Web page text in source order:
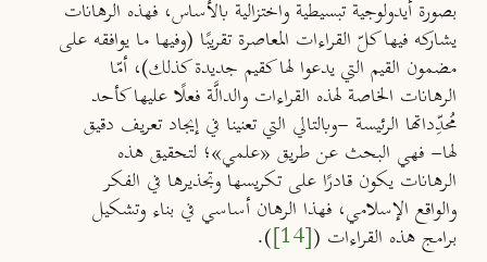
بصورة أيدولوجية تبسيطية واختزالية بالأساس، فهذه الرهانات
يشاركه فيها كلّ القراءات المعاصرة تقريبًا (وفيها ما يوافقه على
مضمون القيم التي يدعوا لها كقيم جديدة كذلك)، أمّا
الرهانات الخاصة لهذه القراءات والدالَّة فعلًا عليها كأحد
مُحدِّداتها الرئيسة -وبالتالي التي تعنينا في إيجاد تعريف دقيق
لها- فهي البحث عن طريق «علمي»؛ لتحقيق هذه
الرهانات يكون قادرًا على تكريسها وتجذيرها في الفكر
والواقع الإسلامي، فهذا الرهان أساسي في بناء وتشكيل
برامج هذه القراءات ([14]
).